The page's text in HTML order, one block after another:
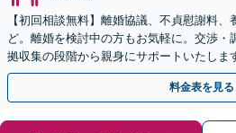
【初回相談無料】離婚協議、不貞慰謝料
ど。離婚を検討中の方もお気軽に。交渉・
拠収集の段階から親身にサポートいたしま
付】【赤坂駅3分】【男女の弁護士が在籍】
料金表を見る